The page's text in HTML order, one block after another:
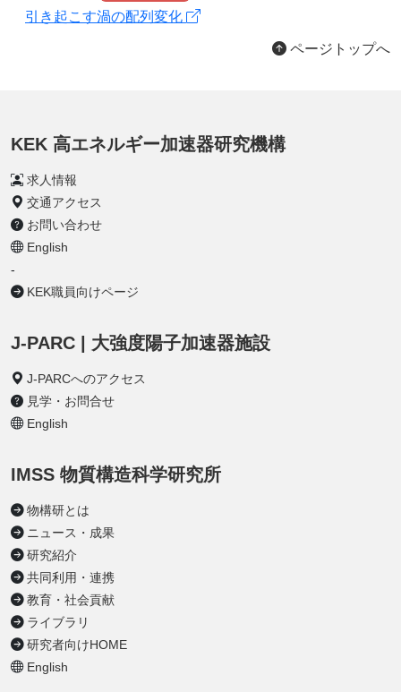
引き起こす渦の配列変化
ページトップへ
KEK 高エネルギー加速器研究機構
求人情報
交通アクセス
お問い合わせ
English
-
KEK職員向けページ
J-PARC | 大強度陽子加速器施設
J-PARCへのアクセス
見学・お問合せ
English
IMSS 物質構造科学研究所
物構研とは
ニュース・成果
研究紹介
共同利用・連携
教育・社会貢献
ライブラリ
研究者向けHOME
English